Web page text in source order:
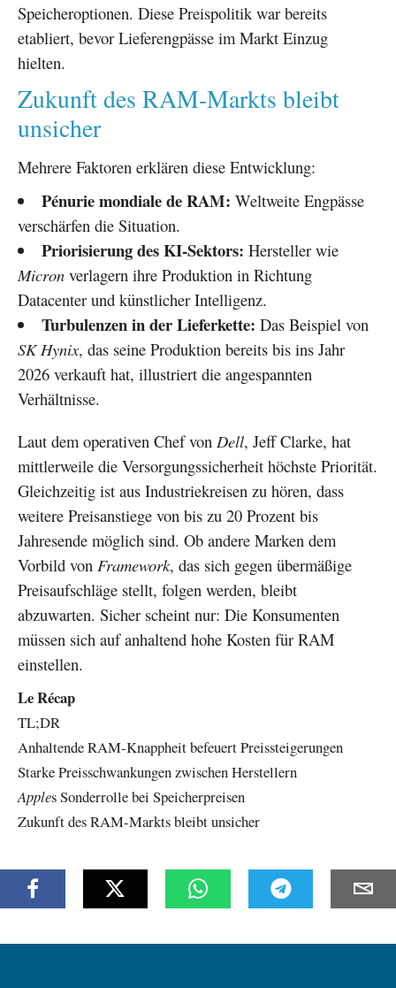
Speicheroptionen. Diese Preispolitik war bereits
etabliert, bevor Lieferengpässe im Markt Einzug
hielten.
Zukunft des RAM-Markts bleibt
unsicher
Mehrere Faktoren erklären diese Entwicklung:
Pénurie mondiale de RAM: Weltweite Engpässe
verschärfen die Situation.
Priorisierung des KI-Sektors: Hersteller wie
Micron verlagern ihre Produktion in Richtung
Datacenter und künstlicher Intelligenz.
Turbulenzen in der Lieferkette: Das Beispiel von
SK Hynix, das seine Produktion bereits bis ins Jahr
2026 verkauft hat, illustriert die angespannten
Verhältnisse.
Laut dem operativen Chef von Dell, Jeff Clarke, hat
mittlerweile die Versorgungssicherheit höchste Priorität.
Gleichzeitig ist aus Industriekreisen zu hören, dass
weitere Preisanstiege von bis zu 20 Prozent bis
Jahresende möglich sind. Ob andere Marken dem
Vorbild von Framework, das sich gegen übermäßige
Preisaufschläge stellt, folgen werden, bleibt
abzuwarten. Sicher scheint nur: Die Konsumenten
müssen sich auf anhaltend hohe Kosten für RAM
einstellen.
Le Récap
TL;DR
Anhaltende RAM-Knappheit befeuert Preissteigerungen
Starke Preisschwankungen zwischen Herstellern
Apples Sonderrolle bei Speicherpreisen
Zukunft des RAM-Markts bleibt unsicher